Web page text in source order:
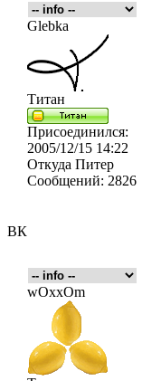
ВК
Glebka
Титан
Присоединился:
2005/12/15 14:22
Откуда Питер
Сообщений: 2826
wOxxOm